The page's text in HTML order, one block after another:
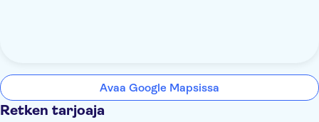
Avaa Google Mapsissa
Retken tarjoaja